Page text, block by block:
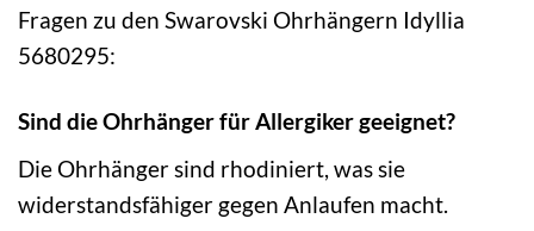
Fragen zu den Swarovski Ohrhängern Idyllia
5680295:
Sind die Ohrhänger für Allergiker geeignet?
Die Ohrhänger sind rhodiniert, was sie
widerstandsfähiger gegen Anlaufen macht.